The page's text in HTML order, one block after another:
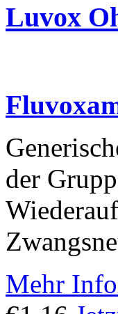
Luvox
der
Mehr